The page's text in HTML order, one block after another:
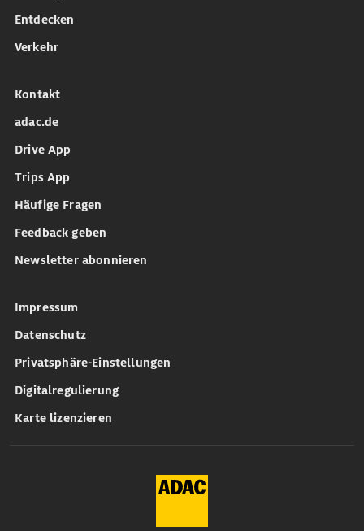
Entdecken
Verkehr
Kontakt
adac.de
Drive App
Trips App
Häufige Fragen
Feedback geben
Newsletter abonnieren
Impressum
Datenschutz
Privatsphäre-Einstellungen
Digitalregulierung
Karte lizenzieren